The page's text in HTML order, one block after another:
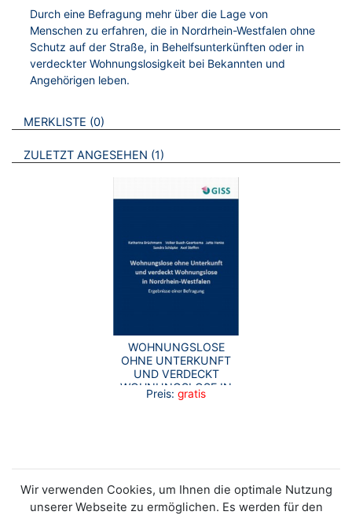
Durch eine Befragung mehr über die Lage von
Menschen zu erfahren, die in Nordrhein-Westfalen ohne
Schutz auf der Straße, in Behelfsunterkünften oder in
verdeckter Wohnungslosigkeit bei Bekannten und
Angehörigen leben.
VERWEISE AUF VERMERKTE- ODER ZULETZT ANGESEHENE
MERKLISTE 0 BROSCHÜREN
ZULETZT ANGESEHEN 1 BROSCHÜREN
WOHNUNGSLOSE
OHNE UNTERKUNFT
UND VERDECKT
WOHNUNGSLOSE IN
NRW
Preis: gratis
Wir verwenden Cookies, um Ihnen die optimale Nutzung
unserer Webseite zu ermöglichen. Es werden für den